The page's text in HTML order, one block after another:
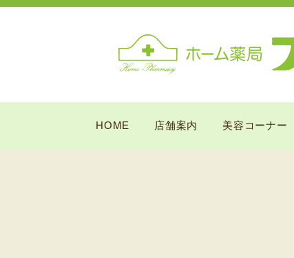
HOME 店舗案内 美容コーナー